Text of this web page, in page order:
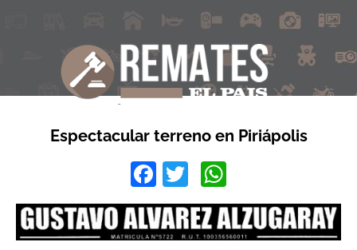
Espectacular terreno en Piriápolis
Facebook
Twitter